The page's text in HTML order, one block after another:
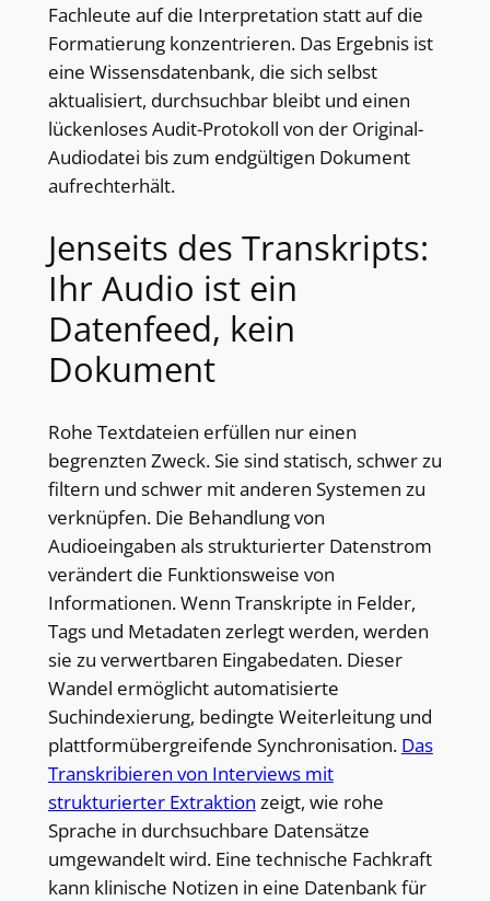
Fachleute auf die Interpretation statt auf die
Formatierung konzentrieren. Das Ergebnis ist
eine Wissensdatenbank, die sich selbst
aktualisiert, durchsuchbar bleibt und einen
lückenloses Audit-Protokoll von der Original-
Audiodatei bis zum endgültigen Dokument
aufrechterhält.
Jenseits des Transkripts:
Ihr Audio ist ein
Datenfeed, kein
Dokument
Rohe Textdateien erfüllen nur einen
begrenzten Zweck. Sie sind statisch, schwer zu
filtern und schwer mit anderen Systemen zu
verknüpfen. Die Behandlung von
Audioeingaben als strukturierter Datenstrom
verändert die Funktionsweise von
Informationen. Wenn Transkripte in Felder,
Tags und Metadaten zerlegt werden, werden
sie zu verwertbaren Eingabedaten. Dieser
Wandel ermöglicht automatisierte
Suchindexierung, bedingte Weiterleitung und
plattformübergreifende Synchronisation. Das
Transkribieren von Interviews mit
strukturierter Extraktion zeigt, wie rohe
Sprache in durchsuchbare Datensätze
umgewandelt wird. Eine technische Fachkraft
kann klinische Notizen in eine Datenbank für